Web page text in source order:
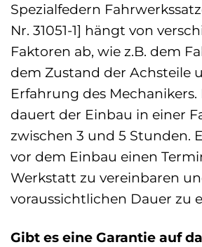
Spezialfedern
Nr. 31051-1] hängt von
Faktoren ab, wie z.B. dem
dem Zustand der Achsteile
Erfahrung des Mechanikers.
dauert der Einbau in einer
zwischen 3 und 5 Stunden.
vor dem Einbau einen
Werkstatt zu vereinbaren
voraussichtlichen Dauer zu
Gibt es eine Garantie auf